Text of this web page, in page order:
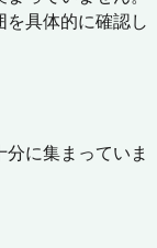
具体的に確認し
に集まっていま